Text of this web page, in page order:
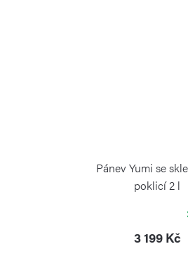
Pánev Yumi se
poklicí 2 l
3 199 Kč